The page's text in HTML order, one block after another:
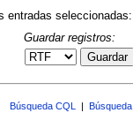
entradas seleccionadas:
Guardar registros:
Guardar
Búsqueda CQL